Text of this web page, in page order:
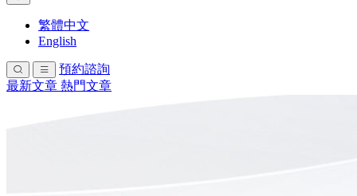
繁體中文
English
預約諮詢
最新文章 熱門文章